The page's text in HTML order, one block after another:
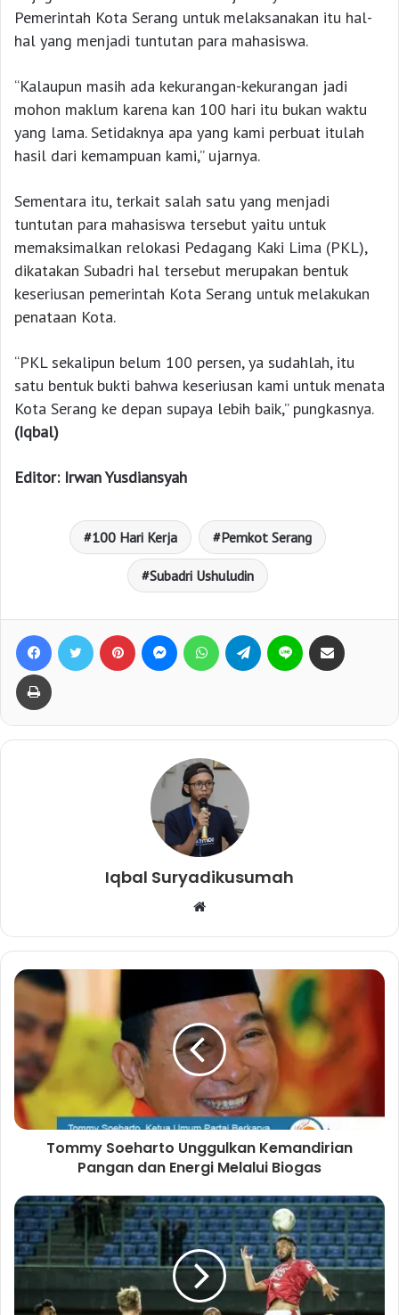
Pemerintah Kota Serang untuk melaksanakan itu hal-
hal yang menjadi tuntutan para mahasiswa.
“Kalaupun masih ada kekurangan-kekurangan jadi
mohon maklum karena kan 100 hari itu bukan waktu
yang lama. Setidaknya apa yang kami perbuat itulah
hasil dari kemampuan kami,” ujarnya.
Sementara itu, terkait salah satu yang menjadi
tuntutan para mahasiswa tersebut yaitu untuk
memaksimalkan relokasi Pedagang Kaki Lima (PKL),
dikatakan Subadri hal tersebut merupakan bentuk
keseriusan pemerintah Kota Serang untuk melakukan
penataan Kota.
“PKL sekalipun belum 100 persen, ya sudahlah, itu
satu bentuk bukti bahwa keseriusan kami untuk menata
Kota Serang ke depan supaya lebih baik,” pungkasnya.
(Iqbal)
Editor: Irwan Yusdiansyah
100 Hari Kerja Pemkot Serang
Subadri Ushuludin
Iqbal Suryadikusumah
b
s
e
Tommy Soeharto Unggulkan Kemandirian
Pangan dan Energi Melalui Biogas